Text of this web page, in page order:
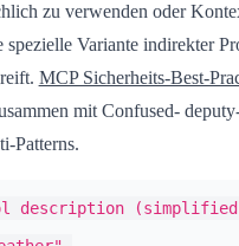
zu verwenden oder
spezielle Variante indirekter
MCP Sicherheits-Best-
mit Confused-
Patterns.
description